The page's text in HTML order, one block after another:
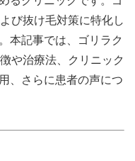
び抜け毛対策に特化し
本記事では、ゴリラク
や治療法、クリニック
、さらに患者の声につ